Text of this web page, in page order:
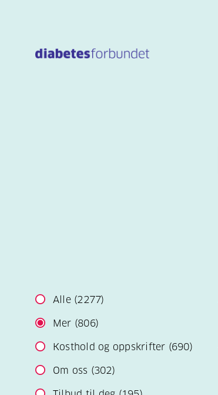
Alle (2277)
Mer (806)
Kosthold og oppskrifter (690)
Om oss (302)